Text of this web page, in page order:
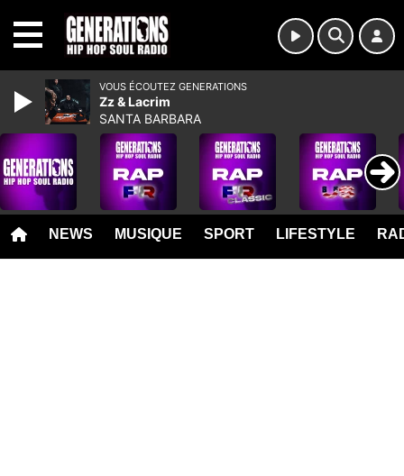
NEWS MUSIQUE SPORT LIFESTYLE
VOUS ÉCOUTEZ GENERATIONS
Zz & Lacrim
SANTA BARBARA